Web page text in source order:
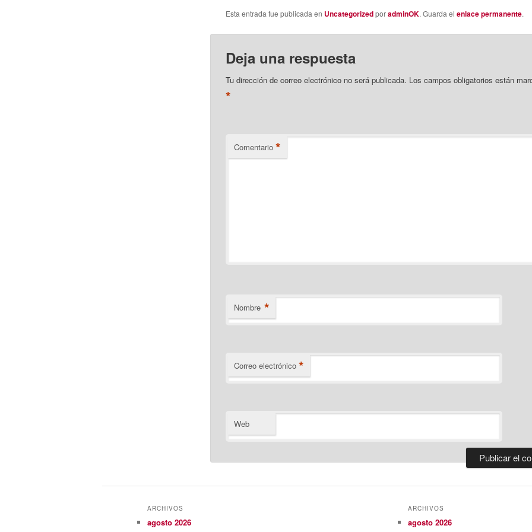
Esta entrada fue publicada en UncategorizedporadminOK. Guarda el enlace permanente.
Deja una respuesta
Tu dirección de correo electrónico no será publicada. Los campos obligatorios están
*
Comentario *
Nombre *
Correo electrónico *
Web
ARCHIVOS
agosto 2026
ARCHIVOS
agosto 2026